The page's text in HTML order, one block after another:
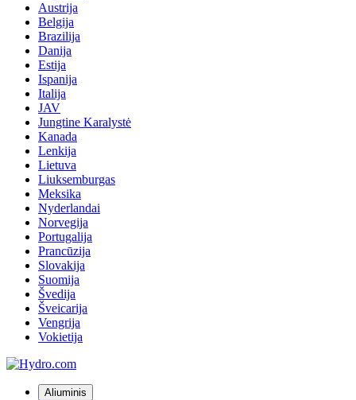
Austrija
Belgija
Brazilija
Danija
Estija
Ispanija
Italija
JAV
Jungtine Karalystė
Kanada
Lenkija
Lietuva
Liuksemburgas
Meksika
Nyderlandai
Norvegija
Portugalija
Prancūzija
Slovakija
Suomija
Švedija
Šveicarija
Vengrija
Vokietija
Aliuminis